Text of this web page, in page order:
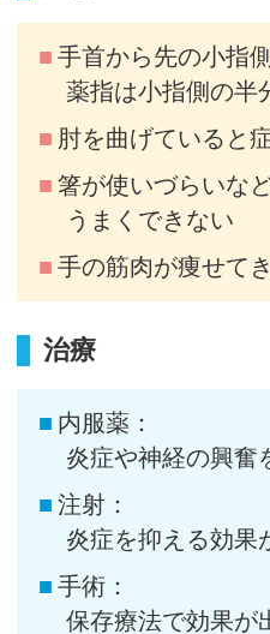
手首から先の小指
薬指は小指側の半
肘を曲げていると
箸が使いづらいな
うまくできない
手の筋肉が痩せて
治療
内服薬：
炎症や神経の興奮
注射：
炎症を抑える効果
手術：
保存療法で効果が